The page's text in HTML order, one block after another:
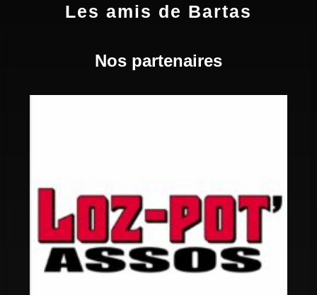
Les amis de Bartas
Nos partenaires